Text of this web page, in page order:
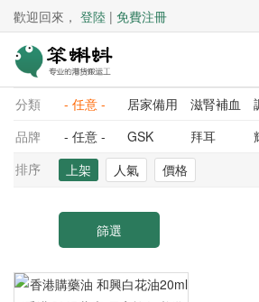
歡迎回來， 登陸 | 免費注冊
分類 - 任意 - 居家備用 滋腎補血
品牌
- 任意 - GSK 拜耳
排序
上架 人氣 價格